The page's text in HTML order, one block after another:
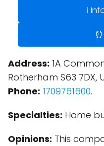
ℹ️
Address: 1A
Rotherham S63 7DX,
Phone: 1709761600.
Specialties: Home
Opinions: This